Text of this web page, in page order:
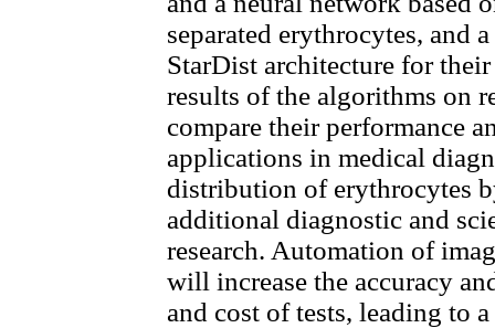
separated erythrocytes, and
StarDist architecture for
results of the algorithms on
compare their performance
applications in medical
distribution of erythrocytes
additional diagnostic and
research. Automation of
will increase the accuracy
and cost of tests, leading to